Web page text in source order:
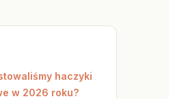
haczyki
w 2026 roku?